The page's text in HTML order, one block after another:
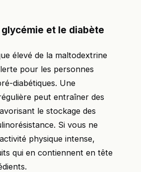
et le diabète
élevé de la maltodextrine
pour les personnes
diabétiques. Une
peut entraîner des
le stockage des
Si vous ne
physique intense,
qui en contiennent en tête